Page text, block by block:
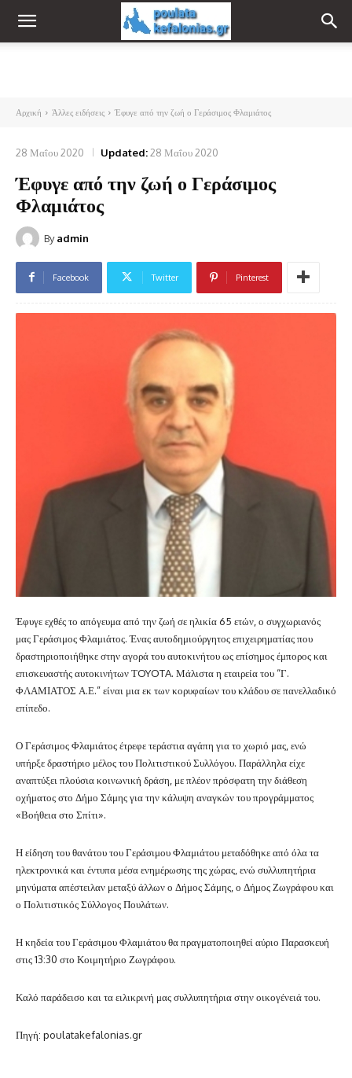
Αρχική Άλλες ειδήσεις Έφυγε από την ζωή ο Γεράσιμος Φλαμιάτος
28 Μαΐου 2020 Updated:28 Μαΐου 2020
Έφυγε από την ζωή ο Γεράσιμος
Φλαμιάτος
By admin
Facebook Twitter Pinterest
Έφυγε εχθές το απόγευμα από την ζωή σε ηλικία 65 ετών, ο συγχωριανός
μας Γεράσιμος Φλαμιάτος. Ένας αυτοδημιούργητος επιχειρηματίας που
δραστηριοποιήθηκε στην αγορά του αυτοκινήτου ως επίσημος έμπορος και
επισκευαστής αυτοκινήτων ΤOYOTA. Μάλιστα η εταιρεία του “Γ.
ΦΛΑΜΙΑΤΟΣ Α.Ε.” είναι μια εκ των κορυφαίων του κλάδου σε πανελλαδικό
επίπεδο.
Ο Γεράσιμος Φλαμιάτος έτρεφε τεράστια αγάπη για το χωριό μας, ενώ
υπήρξε δραστήριο μέλος του Πολιτιστικού Συλλόγου. Παράλληλα είχε
αναπτύξει πλούσια κοινωνική δράση, με πλέον πρόσφατη την διάθεση
οχήματος στο Δήμο Σάμης για την κάλυψη αναγκών του προγράμματος
«Βοήθεια στο Σπίτι».
Η είδηση του θανάτου του Γεράσιμου Φλαμιάτου μεταδόθηκε από όλα τα
ηλεκτρονικά και έντυπα μέσα ενημέρωσης της χώρας, ενώ συλλυπητήρια
μηνύματα απέστειλαν μεταξύ άλλων ο Δήμος Σάμης, ο Δήμος Ζωγράφου και
ο Πολιτιστικός Σύλλογος Πουλάτων.
Η κηδεία του Γεράσιμου Φλαμιάτου θα πραγματοποιηθεί αύριο Παρασκευή
στις 13:30 στο Κοιμητήριο Ζωγράφου.
Καλό παράδεισο και τα ειλικρινή μας συλλυπητήρια στην οικογένειά του.
Πηγή: poulatakefalonias.gr